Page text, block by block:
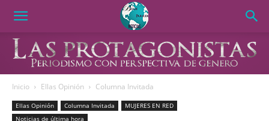
Inicio Ellas Opinión Columna Invitada
Ellas Opinión Columna Invitada
MUJERES EN RED
Noticias de última hora